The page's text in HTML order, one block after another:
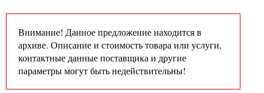
Внимание! Данное предложение находится в
архиве. Описание и стоимость товара или услуги,
контактные данные поставщика и другие
параметры могут быть недействительны!